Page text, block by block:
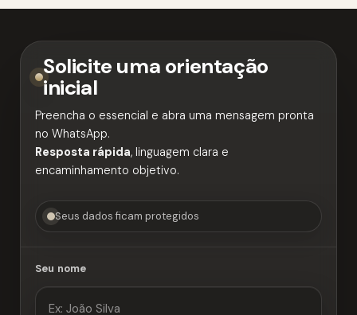
Solicite uma orientação
inicial
Preencha o essencial e abra uma mensagem pronta
no WhatsApp.
Resposta rápida, linguagem clara e
encaminhamento objetivo.
Seus dados ficam protegidos
Seu nome